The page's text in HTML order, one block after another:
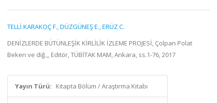
TELLİ KARAKOÇ F.,DÜZGÜNEŞ E.,ERÜZ C.
DENİZLERDE BÜTÜNLEŞİK KİRLİLİK İZLEME PROJESİ, Çolpan Polat
Beken ve diğ.,, Editör, TÜBİTAK MAM, Ankara, ss.1-76, 2017
Yayın Türü: Kitapta Bölüm / Araştırma Kitabı